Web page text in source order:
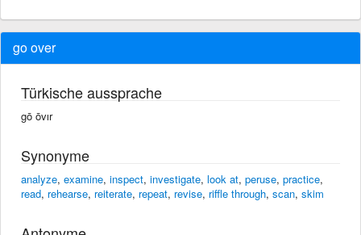
go over
Türkische aussprache
gō ōvır
Synonyme
analyze, examine, inspect, investigate, look at, peruse, practice,
read, rehearse, reiterate, repeat, revise, riffle through, scan, skim